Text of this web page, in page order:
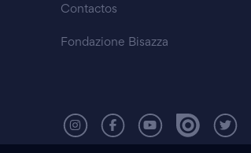
Contactos
Fondazione Bisazza